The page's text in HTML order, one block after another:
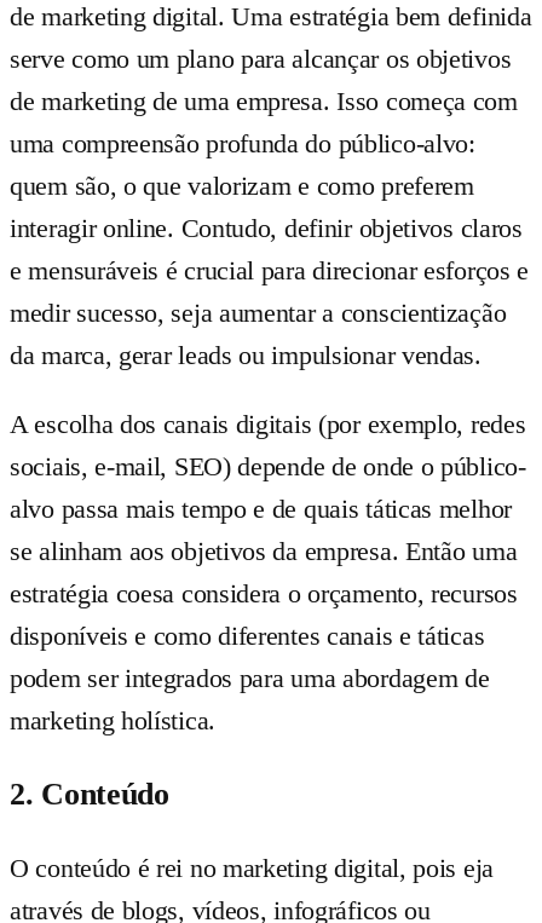
de marketing digital. Uma estratégia bem definida
serve como um plano para alcançar os objetivos
de marketing de uma empresa. Isso começa com
uma compreensão profunda do público-alvo:
quem são, o que valorizam e como preferem
interagir online. Contudo, definir objetivos claros
e mensuráveis é crucial para direcionar esforços e
medir sucesso, seja aumentar a conscientização
da marca, gerar leads ou impulsionar vendas.
A escolha dos canais digitais (por exemplo, redes
sociais, e-mail, SEO) depende de onde o público-
alvo passa mais tempo e de quais táticas melhor
se alinham aos objetivos da empresa. Então uma
estratégia coesa considera o orçamento, recursos
disponíveis e como diferentes canais e táticas
podem ser integrados para uma abordagem de
marketing holística.
2. Conteúdo
O conteúdo é rei no marketing digital, pois eja
através de blogs, vídeos, infográficos ou